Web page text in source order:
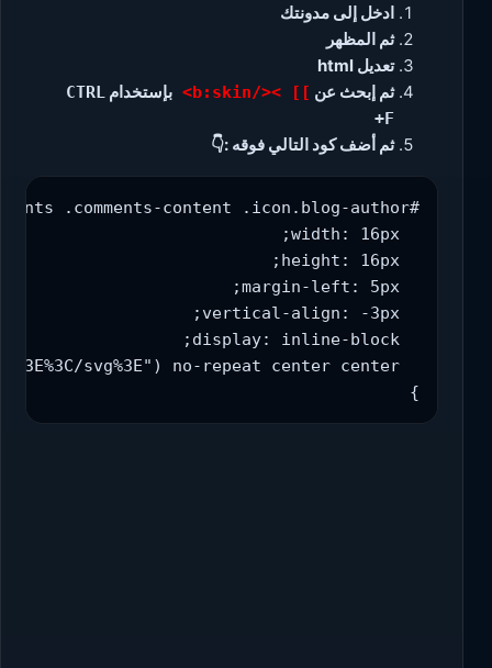
ادخل إلى مدونتك
ثم المظهر
تعديل html
ثم إبحث عن ]] ></b:skin> بإستخدام CTRL
+F
ثم أضف كود التالي فوقه :👇
#comments .comments-content .icon.blog-author{
}